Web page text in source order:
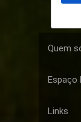
Quem
Espaço
Links